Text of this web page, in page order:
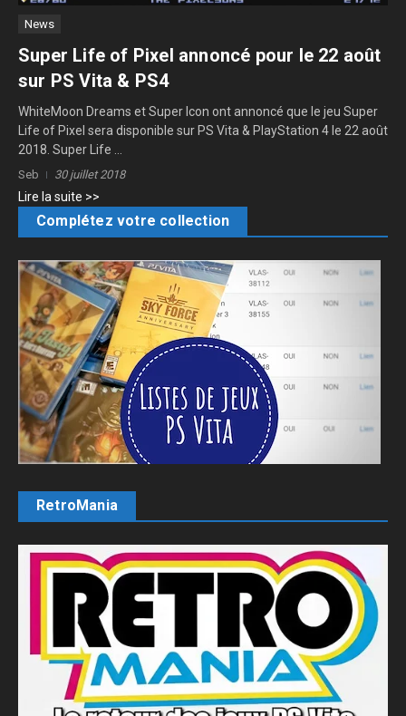
News
Super Life of Pixel annoncé pour le 22 août
sur PS Vita & PS4
WhiteMoon Dreams et Super Icon ont annoncé que le jeu Super
Life of Pixel sera disponible sur PS Vita & PlayStation 4 le 22 août
2018. Super Life ...
Seb 30 juillet 2018
Lire la suite >>
Complétez votre collection
RetroMania